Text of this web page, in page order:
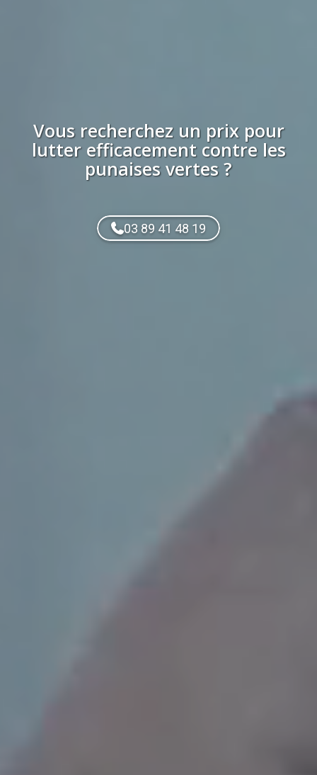
Vous recherchez un prixpour
lutter efficacement contre les
punaises vertes?
03 89 41 48 19